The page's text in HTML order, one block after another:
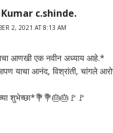
c.shinde.
2, 2021 AT 8:13 AM
आणखी एक नवीन अध्याय आहे.*
याचा आनंद, विश्रांती, चांगले
शुभेच्छा*💐💐🎂🎂🚩🚩